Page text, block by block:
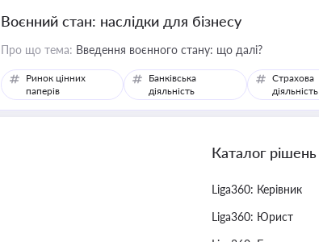
Воєнний стан: наслідки для бізнесу
Про що тема: Введення воєнного стану: що далі?
Ринок цінних
паперів
Банківська
діяльність
Страхова
діяльність
Каталог рішень
Liga360: Керівник
Liga360: Юрист